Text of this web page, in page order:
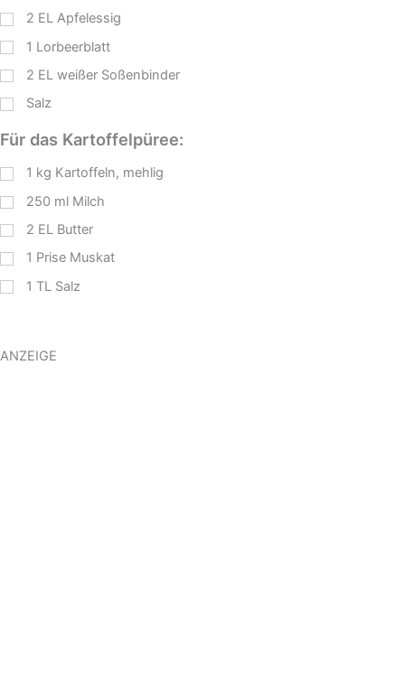
2 EL Apfelessig
1 Lorbeerblatt
2 EL weißer Soßenbinder
Salz
Für das Kartoffelpüree:
1 kg Kartoffeln, mehlig
250 ml Milch
2 EL Butter
1 Prise Muskat
1 TL Salz
ANZEIGE